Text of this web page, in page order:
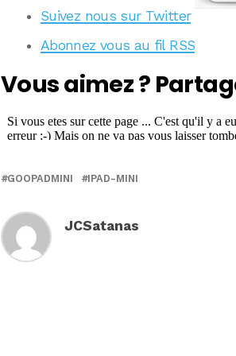
Suivez nous sur Twitter
Abonnez vous au fil RSS
Vous aimez ?
GOOPADMINI IPAD-MINI
JCSatanas